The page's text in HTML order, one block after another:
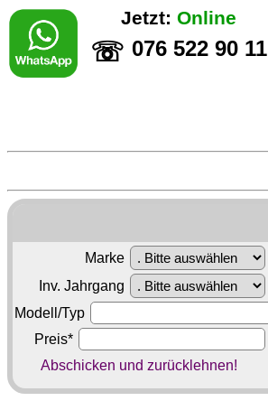
Jetzt: Online
☏ 076 522 90 11
Marke
Inv. Jahrgang
Modell/Typ
Preis*
Abschicken und zurücklehnen!